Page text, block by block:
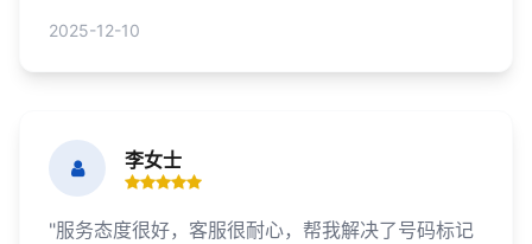
2025-12-10
李女士
"服务态度很好，客服很耐心，帮我解决了号码标记